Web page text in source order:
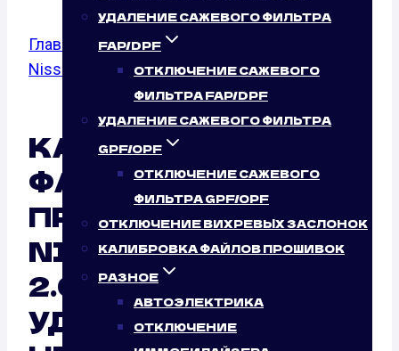
УДАЛЕНИЕ САЖЕВОГО ФИЛЬТРА
FAP/DPF
ОТКЛЮЧЕНИЕ САЖЕВОГО
ФИЛЬТРА FAP/DPF
УДАЛЕНИЕ САЖЕВОГО ФИЛЬТРА
GPF/OPF
ОТКЛЮЧЕНИЕ САЖЕВОГО
ФИЛЬТРА GPF/OPF
ОТКЛЮЧЕНИЕ ВИХРЕВЫХ ЗАСЛОНОК
КАЛИБРОВКА ФАЙЛОВ ПРОШИВОК
РАЗНОЕ
АВТОЭЛЕКТРИКА
ОТКЛЮЧЕНИЕ
Главная /Калибровка файлов прошивок
Nissan
Sentra/ 2.0
КАЛИБРОВКА
ФАЙЛОВ
ПРОШИВОК ЭБУ
NISSAN SENTRA
2.0 (142 Л.С.)
УДАЛЕННО: